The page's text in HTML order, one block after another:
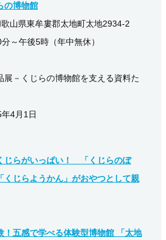
の博物館
県東牟婁郡太地町太地2934-2
～午後5時（年中無休）
展－くじらの博物館を支える資料た
4月1日
じらがいっぱい！ 「くじらのぼ
くじらようかん」がおやつとして親
！五感で学べる体験型博物館 「太地